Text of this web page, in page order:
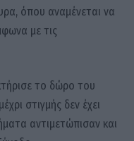
όπου αναμένεται να
με τις
το δώρο του
στιγμής δεν έχει
αντιμετώπισαν και